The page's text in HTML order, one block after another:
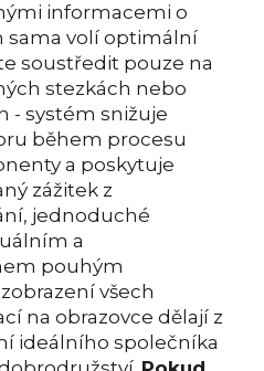
informacemi o
sama volí optimální
soustředit pouze na
stezkách nebo
- systém snižuje
během procesu
a poskytuje
zážitek z
jednoduché
a
pouhým
všech
na obrazovce dělají z
ideálního společníka